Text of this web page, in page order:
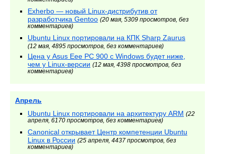
Exherbo — новый Linux-дистрибутив от
разработчика Gentoo (20 мая, 5309 просмотров, без
комментариев)
Ubuntu Linux портировали на КПК Sharp Zaurus
(12 мая, 4895 просмотров, без комментариев)
Цена у Asus Eee PC 900 с Windows будет ниже,
чем у Linux-версии (12 мая, 4398 просмотров, без
комментариев)
Апрель
Ubuntu Linux портировали на архитектуру ARM (22
апреля, 6170 просмотров, без комментариев)
Canonical открывает Центр компетенции Ubuntu
Linux в России (25 апреля, 4437 просмотров, без
комментариев)